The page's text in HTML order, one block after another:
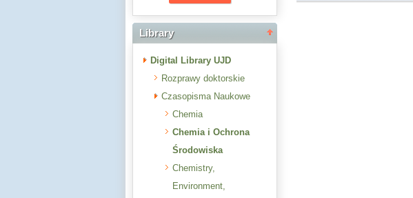
Library
Digital Library UJD
Rozprawy doktorskie
Czasopisma Naukowe
Chemia
Chemia i Ochrona
Środowiska
Chemistry,
Environment,